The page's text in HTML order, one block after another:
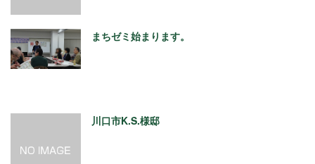
まちゼミ始まります。
川口市K.S.様邸